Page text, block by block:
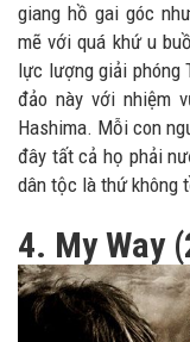
giang hồ gai góc
mẽ với quá khứ u
lực lượng giải phóng
đảo này với nhiệm
Hashima. Mỗi con
đây tất cả họ phải
dân tộc là thứ không
4. My Way